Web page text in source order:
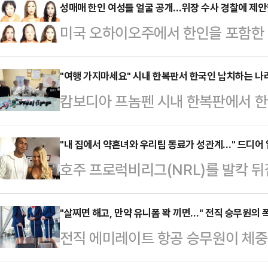
시각) 미국 뉴욕포스트 등에 따르면
콜 아레야노 에스코베도(14)는 병
에 사망했다.당시 팔로마의 사망진
망 원인으로 기재됐다.하지만 그녀
음은 수술 때문"이라고 주장하며
슴 수술을 받았다는…
성매매 한인 여성들 얼굴 공개…위장 수사 경찰에 제
미국 오하이오주에서 한인을 포함
경찰에 체포됐다.오하이오주 털리
시간) 털리도 경찰국이 마사지업소
다고 전했다. 경찰은 이곳을 '매음
과 나이, 머그샷을 공개했다.업소 2
치했다. '장미 사우나'와 '스카이 스
서는 선 웨이트(72), 혜론 김(57),
"여행 가지마세요" 시내 한복판서 한국인 납치하는 나
캄보디아 프놈펜 시내 한복판에서
문을 당하는 사건이 발생했다.최근
르면 프놈펜 경찰은 지난 21일 저
꽁 지역의 한 카페에 들렀다가 차량
벙깽꽁은 '프놈펜의 강남'으로 불리
는 장면을 목격한 카페 경비원은 즉
로 돌아와 피해자의 차량을 몰고 가
포했다.다음 날인 …
"내 집에서 약혼녀와 우리팀 동료가 성관계…" 드디어
호주 프로럭비리그(NRL)를 발칵
(31)가 4년 만에 처음으로 입장을
따르면 호주 프로 럭비 불독스
는 "그날 밤은 내 인생에서 가장 충
을 밝혔다.그에 따르면 지난 2021
"살찌면 해고, 만약 유니폼 꽉 끼면…" 전직 승무원의
전직 에미레이트 항공 승무원이 체
압박을 받았고 폭로했다.지난 21일